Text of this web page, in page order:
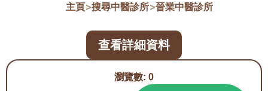
主頁>搜尋中醫診所>晉業中醫診所
瀏覽數: 0
查看詳細資料